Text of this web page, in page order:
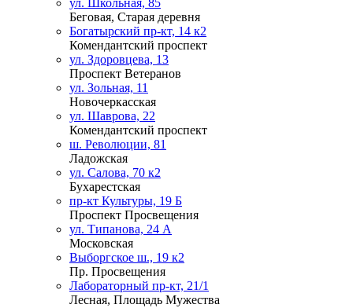
ул. Школьная, 85
Беговая, Старая деревня
Богатырский пр-кт, 14 к2
Комендантский проспект
ул. Здоровцева, 13
Проспект Ветеранов
ул. Зольная, 11
Новочеркасская
ул. Шаврова, 22
Комендантский проспект
ш. Революции, 81
Ладожская
ул. Салова, 70 к2
Бухарестская
пр-кт Культуры, 19 Б
Проспект Просвещения
ул. Типанова, 24 А
Московская
Выборгское ш., 19 к2
Пр. Просвещения
Лабораторный пр-кт, 21/1
Лесная, Площадь Мужества